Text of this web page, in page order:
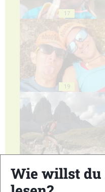
17
19
Wie willst